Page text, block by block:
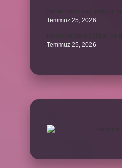
Temmuz 25, 2026
Temmuz 25, 2026